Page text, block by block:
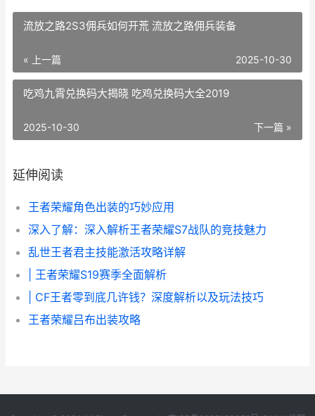
流放之路2S3佣兵如何开荒 流放之路佣兵装备
« 上一篇 2025-10-30
吃鸡九霄兑换码大揭晓 吃鸡兑换码大全2019
下一篇 »
2025-10-30
延伸阅读
王者荣耀角色出装的巧妙应用
深入了解：深入解析王者荣耀S7战队的竞技魅力
乱世王者君主技能激活攻略详解
| 王者荣耀S19赛季全面解析
| CF王者零到底几许钱？深度解析以及玩法技巧
王者荣耀吕布出装攻略